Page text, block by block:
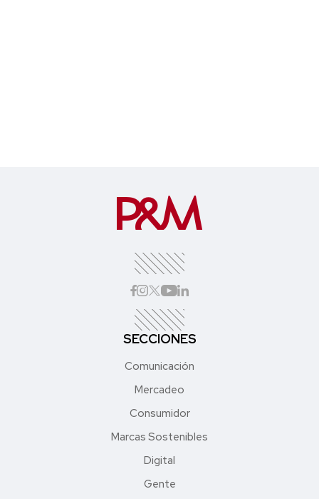
SECCIONES
Comunicación
Mercadeo
Consumidor
Marcas Sostenibles
Digital
Gente